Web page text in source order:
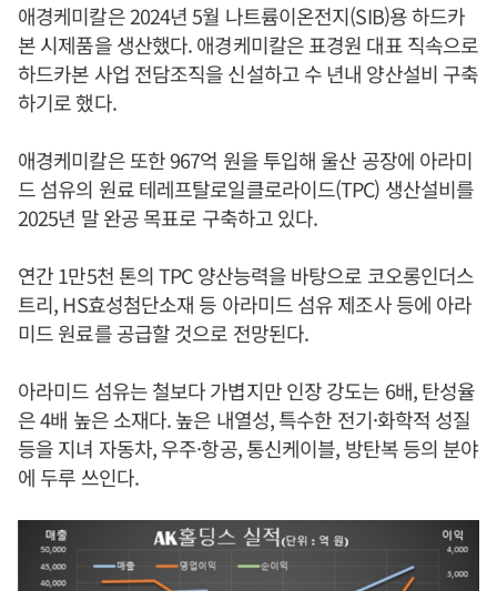
애경케미칼은 2024년 5월 나트륨이온전지(SIB)용 하드카
본 시제품을 생산했다. 애경케미칼은 표경원 대표 직속으로
하드카본 사업 전담조직을 신설하고 수 년내 양산설비 구축
하기로 했다.
애경케미칼은 또한 967억 원을 투입해 울산 공장에 아라미
드 섬유의 원료 테레프탈로일클로라이드(TPC) 생산설비를
2025년 말 완공 목표로 구축하고 있다.
연간 1만5천 톤의 TPC 양산능력을 바탕으로 코오롱인더스
트리, HS효성첨단소재 등 아라미드 섬유 제조사 등에 아라
미드 원료를 공급할 것으로 전망된다.
아라미드 섬유는 철보다 가볍지만 인장 강도는 6배, 탄성율
은 4배 높은 소재다. 높은 내열성, 특수한 전기·화학적 성질
등을 지녀 자동차, 우주·항공, 통신케이블, 방탄복 등의 분야
에 두루 쓰인다.